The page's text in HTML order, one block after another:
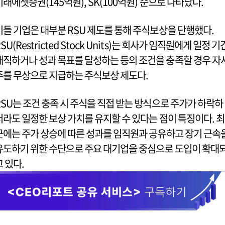
들 기업은 대부분 RSU 제도를 통해 주식보상을 단행했다.
Stock Units)는 회사가 임직원에게 일정 기
직하거나 성과 목표를 달성하는 등의 조건을 충족할 경우 자
를 무상으로 지급하는 주식보상 제도다.
는 조건 충족 시 주식을 직접 받는 방식으로 주가가 하락하
라도 일정한 보상 가치를 유지할 수 있다는 점이 특징이다. 최
에는 주가 상승에 따른 성과를 임직원과 공유하고 장기 근속
도하기 위한 수단으로 주요 대기업을 중심으로 도입이 확대
있다.